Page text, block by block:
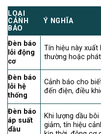
LOẠI
CẢNH
BÁO
Ý NGHĨA
Đèn báo
lỗi động
cơ
Tín hiệu này
thường hoặc
Đèn báo
lỗi hệ
thống
Cảnh báo cho
đến điện, điều
Đèn báo
áp suất
dầu
Khi lượng dầu
giảm, tín hiệu